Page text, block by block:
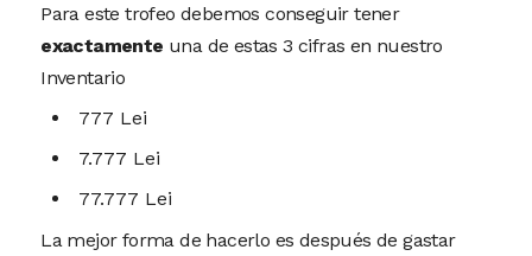
Para este trofeo debemos conseguir tener
exactamente una de estas 3 cifras en nuestro
Inventario
777 Lei
7.777 Lei
77.777 Lei
La mejor forma de hacerlo es después de gastar